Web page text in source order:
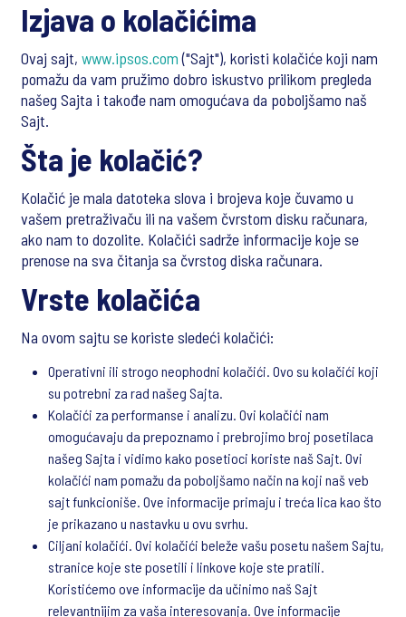
Izjava o kolačićima
Ovaj sajt, www.ipsos.com("Sajt"), koristi kolačiće koji nam
pomažu da vam pružimo dobro iskustvo prilikom pregleda
našeg Sajta i takođe nam omogućava da poboljšamo naš
Sajt.
Šta je kolačić?
Kolačić je mala datoteka slova i brojeva koje čuvamo u
vašem pretraživaču ili na vašem čvrstom disku računara,
ako nam to dozolite. Kolačići sadrže informacije koje se
prenose na sva čitanja sa čvrstog diska računara.
Vrste kolačića
Na ovom sajtu se koriste sledeći kolačići:
Operativni ili strogo neophodni kolačići. Ovo su kolačići koji
su potrebni za rad našeg Sajta.
Kolačići za performanse i analizu. Ovi kolačići nam
omogućavaju da prepoznamo i prebrojimo broj posetilaca
našeg Sajta i vidimo kako posetioci koriste naš Sajt. Ovi
kolačići nam pomažu da poboljšamo način na koji naš veb
sajt funkcioniše. Ove informacije primaju i treća lica kao što
je prikazano u nastavku u ovu svrhu.
Ciljani kolačići. Ovi kolačići beleže vašu posetu našem Sajtu,
stranice koje ste posetili i linkove koje ste pratili.
Koristićemo ove informacije da učinimo naš Sajt
relevantnijim za vaša interesovanja. Ove informacije